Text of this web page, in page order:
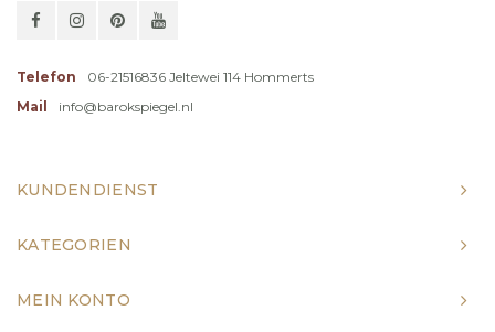
Telefon
06-21516836 Jeltewei 114 Hommerts
Mail
info@barokspiegel.nl
KUNDENDIENST
KATEGORIEN
MEIN KONTO